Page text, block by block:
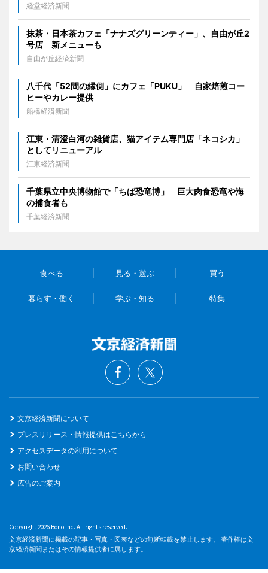
経堂経済新聞
抹茶・日本茶カフェ「ナナズグリーンティー」、自由が丘2
号店 新メニューも
自由が丘経済新聞
八千代「52間の縁側」にカフェ「PUKU」 自家焙煎コー
ヒーやカレー提供
船橋経済新聞
江東・清澄白河の雑貨店、猫アイテム専門店「ネコシカ」
としてリニューアル
江東経済新聞
千葉県立中央博物館で「ちば恐竜博」 巨大肉食恐竜や海
の捕食者も
千葉経済新聞
食べる 見る・遊ぶ 買う
暮らす・働く 学ぶ・知る 特集
文京経済新聞について
プレスリリース・情報提供はこちらから
アクセスデータの利用について
お問い合わせ
広告のご案内
Copyright 2026 Bono Inc. All rights reserved.
文京経済新聞に掲載の記事・写真・図表などの無断転載を禁止します。 著作権は文
京経済新聞またはその情報提供者に属します。